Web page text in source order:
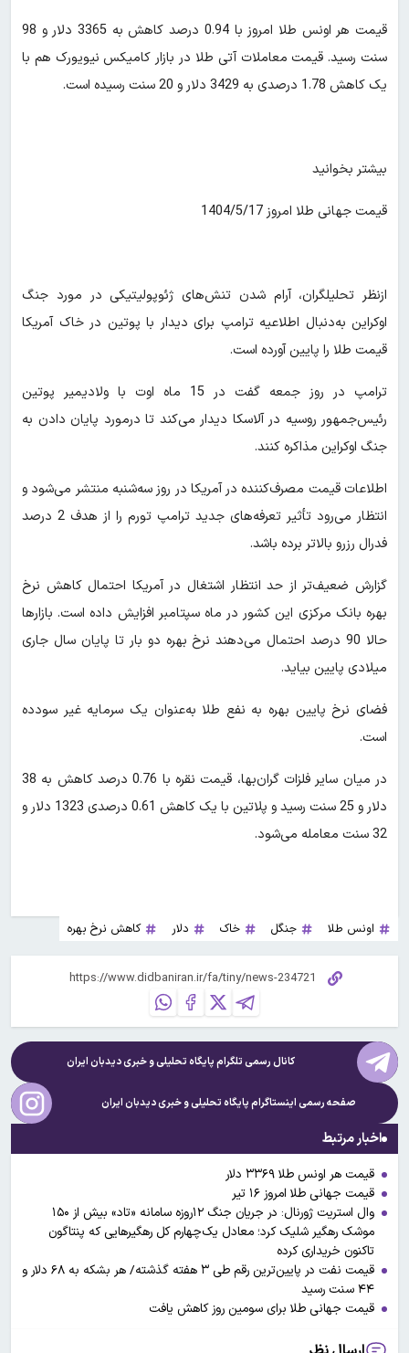
قیمت هر اونس طلا امروز با 0.94 درصد کاهش به 3365 دلار و 98
سنت رسید. قیمت معاملات آتی طلا در بازار کامیکس نیویورک هم با
یک کاهش 1.78 درصدی به 3429 دلار و 20 سنت رسیده است.
بیشتر بخوانید
قیمت جهانی طلا امروز 1404/5/17
ازنظر تحلیلگران، آرام شدن تنش‌های ژئوپولیتیکی در مورد جنگ
اوکراین به‌دنبال اطلاعیه‌ ترامپ برای دیدار با پوتین در خاک آمریکا
قیمت طلا را پایین آورده است.
ترامپ در روز جمعه گفت در 15 ماه اوت با ولادیمیر پوتین
رئیس‌جمهور روسیه در آلاسکا دیدار می‌کند تا درمورد پایان دادن به
جنگ اوکراین مذاکره کنند.
اطلاعات قیمت مصرف‌کننده در آمریکا در روز سه‌شنبه منتشر می‌شود و
انتظار می‌رود تأثیر تعرفه‌های جدید ترامپ تورم را از هدف 2 درصد
فدرال رزرو بالاتر برده باشد.
گزارش ضعیف‌تر از حد انتظار اشتغال در آمریکا احتمال کاهش نرخ
بهره بانک مرکزی این کشور در ماه سپتامبر افزایش داده است. بازارها
حالا 90 درصد احتمال می‌دهند نرخ بهره دو بار تا پایان سال جاری
میلادی پایین بیاید.
فضای نرخ پایین بهره به نفع طلا به‌عنوان یک سرمایه غیر سودده
است.
در میان سایر فلزات گران‌بها، قیمت نقره با 0.76 درصد کاهش به 38
دلار و 25 سنت رسید و پلاتین با یک کاهش 0.61 درصدی 1323 دلار و
32 سنت معامله می‌شود.
اونس طلا جنگل خاک دلار کاهش نرخ بهره
کانال رسمی تلگرام پایگاه تحلیلی و خبریدیدبان ایران
صفحه رسمی اینستاگرام پایگاه تحلیلی و خبریدیدبان ایران
اخبار مرتبط
قیمت هر اونس طلا ۳۳۶۹ دلار
قیمت جهانی طلا امروز ۱۶ تیر
وال استریت ژورنال: در جریان جنگ ۱۲روزه سامانه «تاد» بیش از ۱۵۰
موشک رهگیر شلیک کرد؛ معادل یک‌چهارم کل رهگیر‌هایی که پنتاگون
تاکنون خریداری کرده
قیمت نفت در پایین‌ترین رقم طی ۳ هفته گذشته/ هر بشکه به ۶۸ دلار و
۴۴ سنت رسید
قیمت جهانی طلا برای سومین روز کاهش یافت